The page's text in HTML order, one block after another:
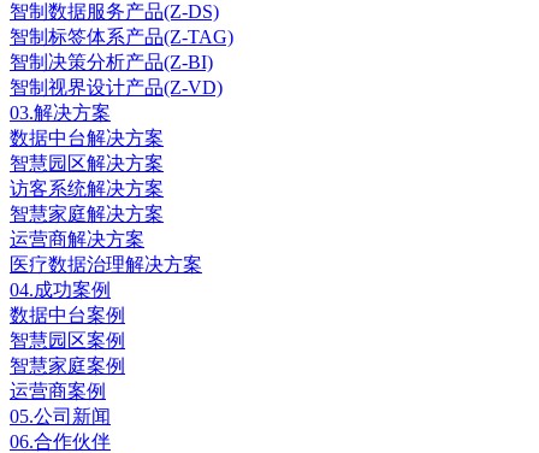
智制数据服务产品(Z-DS)
智制标签体系产品(Z-TAG)
智制决策分析产品(Z-BI)
智制视界设计产品(Z-VD)
03.解决方案
数据中台解决方案
智慧园区解决方案
访客系统解决方案
智慧家庭解决方案
运营商解决方案
医疗数据治理解决方案
04.成功案例
数据中台案例
智慧园区案例
智慧家庭案例
运营商案例
05.公司新闻
06.合作伙伴